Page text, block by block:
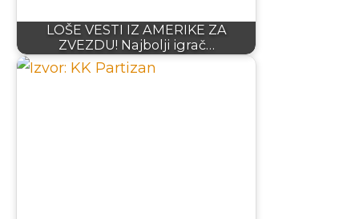
LOŠE VESTI IZ AMERIKE ZA
ZVEZDU! Najbolji igrač…